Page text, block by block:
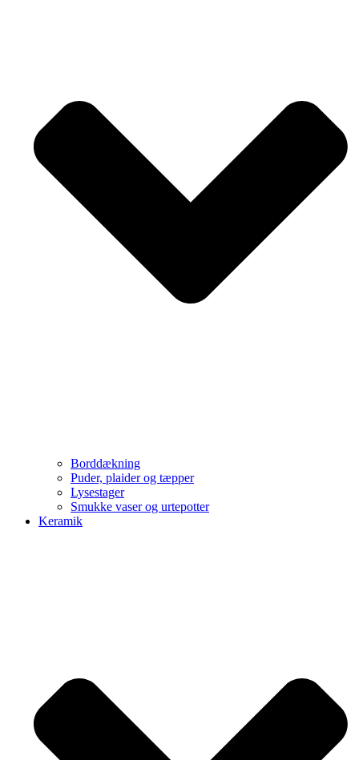
Borddækning
Puder, plaider og tæpper
Lysestager
Smukke vaser og urtepotter
Keramik